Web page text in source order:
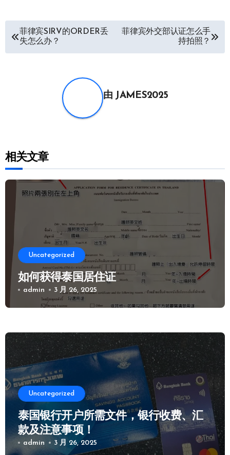
菲律宾SIRV的ORDER丢
失怎么办？
菲律宾外交部认证怎么手
持拍照？
由 JAMES2025
相关文章
Uncategorized
如何获得泰国居住证
admin 3 月 26, 2025
Uncategorized
泰国银行开户所需文件，银行收费、汇
款及注意事项！
admin 3 月 26, 2025